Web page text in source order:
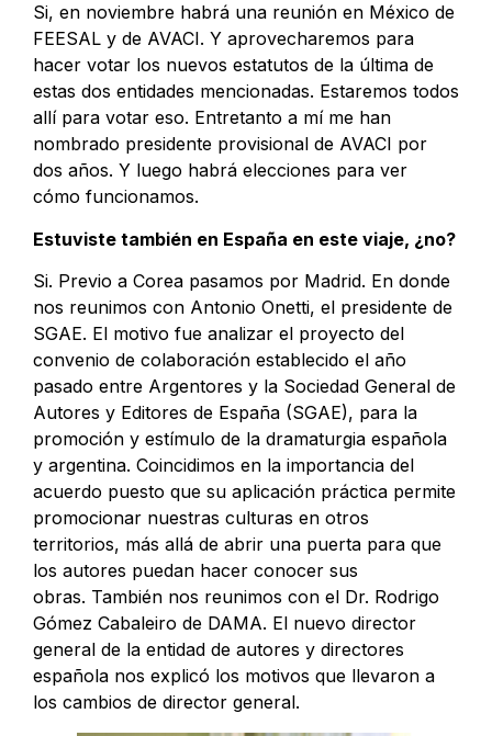
Si, en noviembre habrá una reunión en México de
FEESAL y de AVACI. Y aprovecharemos para
hacer votar los nuevos estatutos de la última de
estas dos entidades mencionadas. Estaremos todos
allí para votar eso. Entretanto a mí me han
nombrado presidente provisional de AVACI por
dos años. Y luego habrá elecciones para ver
cómo funcionamos.
Estuviste también en España en este viaje, ¿no?
Si. Previo a Corea pasamos por Madrid. En donde
nos reunimos con Antonio Onetti, el presidente de
SGAE. El motivo fue analizar el proyecto del
convenio de colaboración establecido el año
pasado entre Argentores y la Sociedad General de
Autores y Editores de España (SGAE), para la
promoción y estímulo de la dramaturgia española
y argentina. Coincidimos en la importancia del
acuerdo puesto que su aplicación práctica permite
promocionar nuestras culturas en otros
territorios, más allá de abrir una puerta para que
los autores puedan hacer conocer sus
obras. También nos reunimos con el Dr. Rodrigo
Gómez Cabaleiro de DAMA. El nuevo director
general de la entidad de autores y directores
española nos explicó los motivos que llevaron a
los cambios de director general.